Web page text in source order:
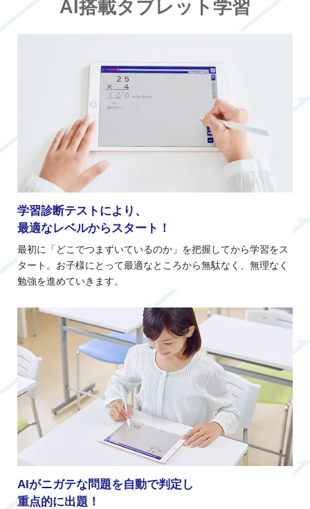
AI搭載タブレット学習
学習診断テストにより、
最適なレベルからスタート！
最初に「どこでつまずいているのか」を把握してから学習をス
タート。お子様にとって最適なところから無駄なく、無理なく
勉強を進めていきます。
AIがニガテな問題を自動で判定し
重点的に出題！